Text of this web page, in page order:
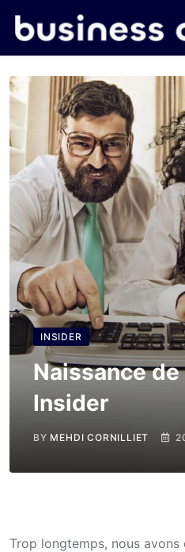
INSIDER
Naissance
Insider
BY MEHDI CORNILLIET
Trop longtemps, nous